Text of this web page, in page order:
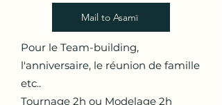
Mail to Asamï
Pour le Team-building,
l'anniversaire, le réunion de famille
etc..
Tournage 2h ou Modelage 2h